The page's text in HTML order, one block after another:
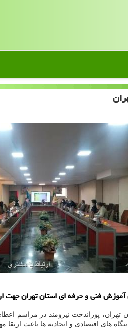
پوراندخت نیرومند در مراسم اعطای
های اقتصادی و اتحادیه ها باعث ارتقا